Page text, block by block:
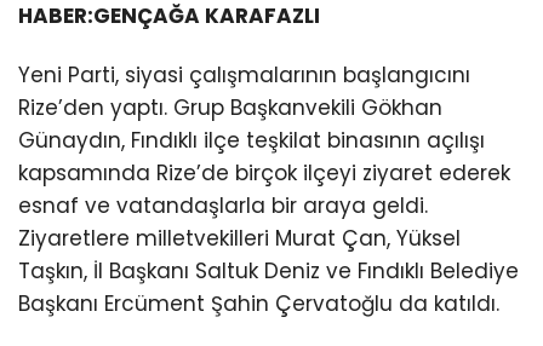
HABER:GENÇAĞA KARAFAZLI
Yeni Parti, siyasi çalışmalarının başlangıcını
Rize’den yaptı. Grup Başkanvekili Gökhan
Günaydın, Fındıklı ilçe teşkilat binasının açılışı
kapsamında Rize’de birçok ilçeyi ziyaret ederek
esnaf ve vatandaşlarla bir araya geldi.
Ziyaretlere milletvekilleri Murat Çan, Yüksel
Taşkın, İl Başkanı Saltuk Deniz ve Fındıklı Belediye
Başkanı Ercüment Şahin Çervatoğlu da katıldı.